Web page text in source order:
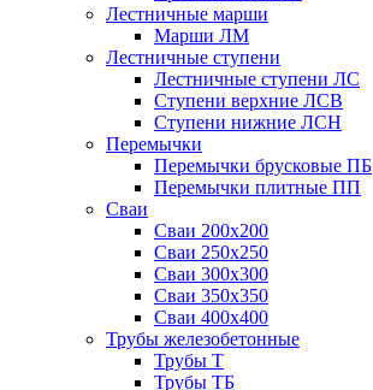
Лестничные марши
Марши ЛМ
Лестничные ступени
Лестничные ступени ЛС
Ступени верхние ЛСВ
Ступени нижние ЛСН
Перемычки
Перемычки брусковые ПБ
Перемычки плитные ПП
Сваи
Сваи 200х200
Сваи 250х250
Сваи 300х300
Сваи 350х350
Сваи 400х400
Трубы железобетонные
Трубы Т
Трубы ТБ